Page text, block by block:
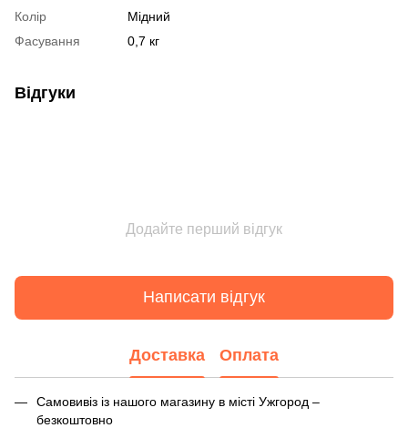
Колір
Мідний
Фасування
0,7 кг
Відгуки
Додайте перший відгук
Написати відгук
Доставка Оплата
Самовивіз із нашого магазину в місті Ужгород –
безкоштовно